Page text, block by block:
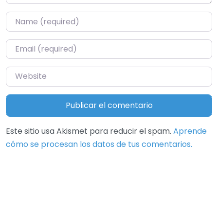
Name*
Email*
Website
Este sitio usa Akismet para reducir el spam. Aprende
cómo se procesan los datos de tus comentarios.